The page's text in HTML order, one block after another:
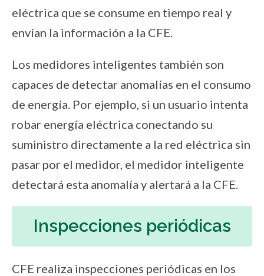
eléctrica que se consume en tiempo real y
envían la información a la CFE.
Los medidores inteligentes también son
capaces de detectar anomalías en el consumo
de energía. Por ejemplo, si un usuario intenta
robar energía eléctrica conectando su
suministro directamente a la red eléctrica sin
pasar por el medidor, el medidor inteligente
detectará esta anomalía y alertará a la CFE.
Inspecciones periódicas
CFE realiza inspecciones periódicas en los